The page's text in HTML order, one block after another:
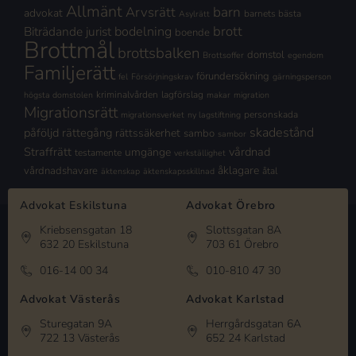
advokat Allmänt Arvsrätt Asylrätt barn barnets bästa
Biträdande jurist bodelning boende brott
Brottmålbrottsbalken Brottsoffer domstol egendom
Familjerätt fel Försörjningskrav förundersökning gärningsperson
högsta domstolen kriminalvården lagförslag makar migration
Migrationsrätt migrationsverket ny lagstiftning personskada
påföljd rättegång rättssäkerhet sambo sambor skadestånd
Straffrätt testamente umgänge verkställighet vårdnad
vårdnadshavare äktenskap äktenskapsskillnad åklagare åtal
Advokat Eskilstuna
Kriebsensgatan 18
632 20 Eskilstuna
016-14 00 34
Advokat Örebro
Slottsgatan 8A
703 61 Örebro
010-810 47 30
Advokat Västerås
Sturegatan 9A
722 13 Västerås
Advokat Karlstad
Herrgårdsgatan 6A
652 24 Karlstad